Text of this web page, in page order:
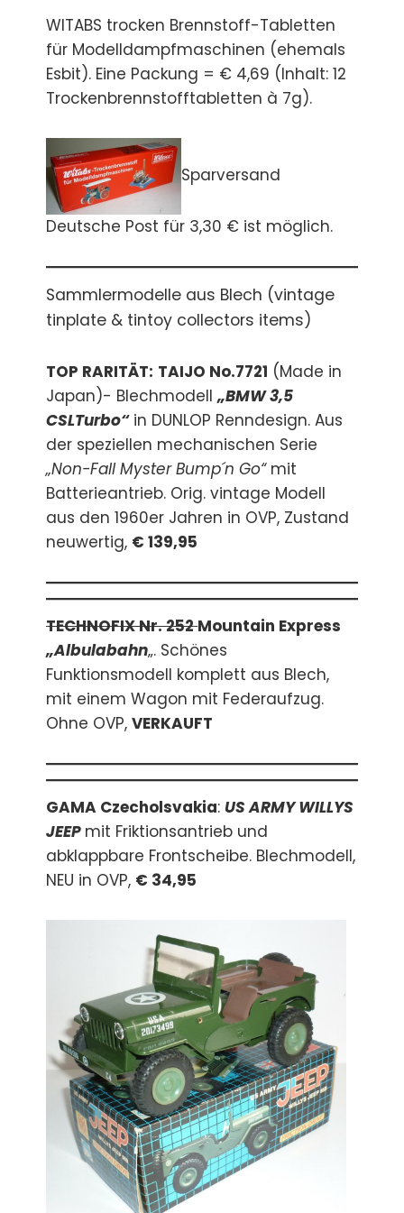
WITABS trocken Brennstoff-Tabletten
für Modelldampfmaschinen (ehemals
Esbit). Eine Packung = € 4,69 (Inhalt: 12
Trockenbrennstofftabletten à 7g).
Sparversand
Deutsche Post für 3,30 € ist möglich.
Sammlermodelle aus Blech (vintage
tinplate & tintoy collectors items)
TOP RARITÄT: TAIJO No.7721 (Made in
Japan)- Blechmodell„BMW 3,5
CSLTurbo“in DUNLOP Renndesign. Aus
der speziellen mechanischen Serie
„Non-Fall Myster Bump´n Go“mit
Batterieantrieb. Orig. vintage Modell
aus den 1960er Jahren in OVP, Zustand
neuwertig, € 139,95
TECHNOFIX Nr. 252Mountain Express
„Albulabahn„. Schönes
Funktionsmodell komplett aus Blech,
mit einem Wagon mit Federaufzug.
Ohne OVP,VERKAUFT
GAMA Czecholsvakia: US ARMY WILLYS
JEEP mit Friktionsantrieb und
abklappbare Frontscheibe. Blechmodell,
NEU in OVP, € 34,95